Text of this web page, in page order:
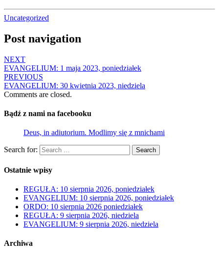
Uncategorized
Post navigation
NEXT
EVANGELIUM: 1 maja 2023, poniedziałek
PREVIOUS
EVANGELIUM: 30 kwietnia 2023, niedziela
Comments are closed.
Bądź z nami na facebooku
Deus, in adiutorium. Modlimy się z mnichami
Search for: Search
Ostatnie wpisy
REGUŁA: 10 sierpnia 2026, poniedziałek
EVANGELIUM: 10 sierpnia 2026, poniedziałek
ORDO: 10 sierpnia 2026 poniedziałek
REGUŁA: 9 sierpnia 2026, niedziela
EVANGELIUM: 9 sierpnia 2026, niedziela
Archiwa